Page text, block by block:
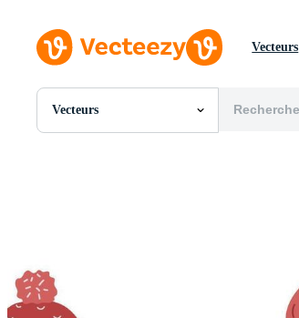
Vecteurs
Vecteurs
Toutes Images